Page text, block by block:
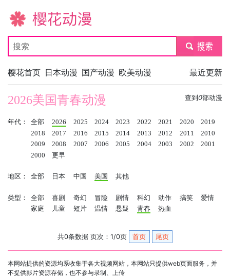
樱花动漫
submit
樱花首页 日本动漫 国产动漫 欧美动漫 最近更新
查到 0部动漫
2026美国青春动漫
年代： 全部 2026 2025 2024 2023 2022 2021 2020
2019
2018
2017 2016 2015 2014 2013 2012 2011
2010
2009
2008 2007 2006 2005 2004 2003 2002
2001
2000
更早
地区： 全部 日本 中国 美国 其他
类型： 全部 喜剧 奇幻 冒险 剧情 科幻 动作 搞笑
爱情
家庭
儿童 短片 温情 悬疑 青春 热血
共0条数据 页次：1/0页 首页 尾页
本网站提供的资源均系收集于各大视频网站，本网站只提供web页面服务，并
不提供影片资源存储，也不参与录制、上传